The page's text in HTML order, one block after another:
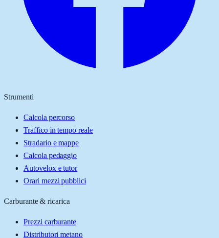
Strumenti
Calcola percorso
Traffico in tempo reale
Stradario e mappe
Calcola pedaggio
Autovelox e tutor
Orari mezzi pubblici
Carburante & ricarica
Prezzi carburante
Distributori metano